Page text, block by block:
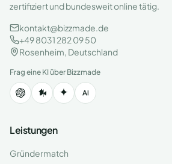
zertifiziert und bundesweit online tätig.
kontakt@bizzmade.de
+49 8031 282 09 50
Rosenheim, Deutschland
Frag eine KI über Bizzmade
Leistungen
Gründermatch